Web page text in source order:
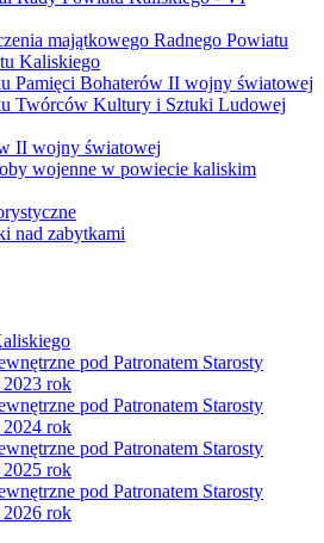
majątkowego Radnego Powiatu
Kaliskiego
Pamięci Bohaterów II wojny światowej
Twórców Kultury i Sztuki Ludowej
II wojny światowej
wojenne w powiecie kaliskim
nad zabytkami
pod Patronatem Starosty
rok
pod Patronatem Starosty
rok
pod Patronatem Starosty
rok
pod Patronatem Starosty
rok